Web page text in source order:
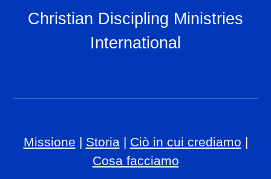
Christian Discipling Ministries
International
Missione | Storia| Ciò in cui crediamo |
Cosa facciamo